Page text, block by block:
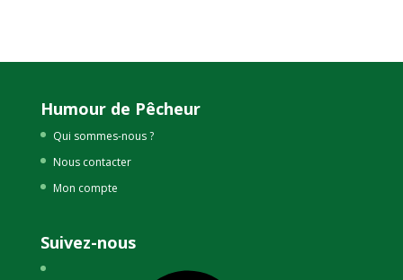
Humour de Pêcheur
Qui sommes-nous ?
Nous contacter
Mon compte
Suivez-nous